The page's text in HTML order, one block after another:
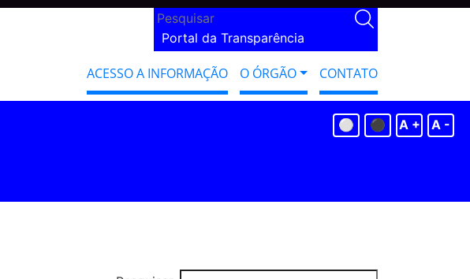
Portal da Transparência
ACESSO A INFORMAÇÃO O ÓRGÃO CONTATO
A -
A +
⚫
⚪